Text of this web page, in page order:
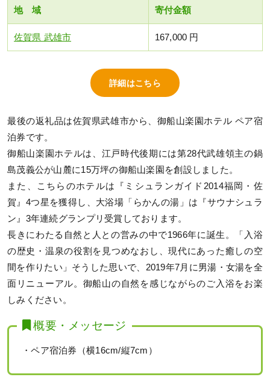
地 域 寄付金額
佐賀県 武雄市 167,000 円
詳細はこちら
最後の返礼品は佐賀県武雄市から、御船山楽園ホテル ペア宿
泊券です。
御船山楽園ホテルは、江戸時代後期には第28代武雄領主の鍋
島茂義公が山麓に15万坪の御船山楽園を創設しました。
また、こちらのホテルは『ミシュランガイド2014福岡・佐
賀』4つ星を獲得し、大浴場「らかんの湯」は『サウナシュラ
ン』3年連続グランプリ受賞しております。
長きにわたる自然と人との営みの中で1966年に誕生。「入浴
の歴史・温泉の役割を見つめなおし、現代にあった癒しの空
間を作りたい」そうした思いで、2019年7月に男湯・女湯を全
面リニューアル。御船山の自然を感じながらのご入浴をお楽
しみください。
概要・メッセージ
・ペア宿泊券（横16cm/縦7cm）